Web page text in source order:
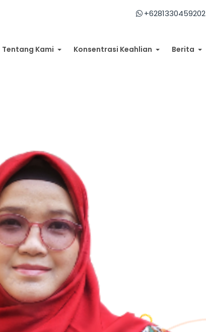
+6281330459202
Tentang Kami Konsentrasi Keahlian Berita